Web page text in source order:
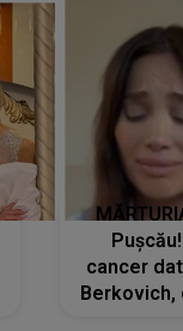
cancer
Berkovich,